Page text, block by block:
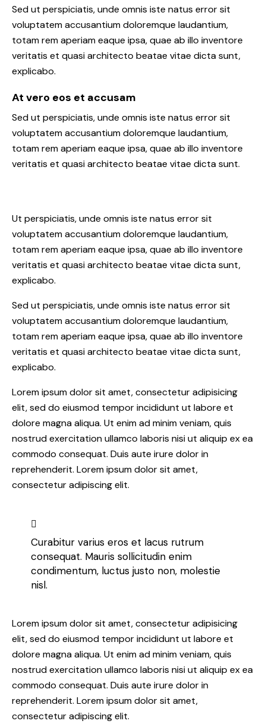
Sed ut perspiciatis, unde omnis iste natus error sit
voluptatem accusantium doloremque laudantium,
totam rem aperiam eaque ipsa, quae ab illo inventore
veritatis et quasi architecto beatae vitae dicta sunt,
explicabo.
At vero eos et accusam
Sed ut perspiciatis, unde omnis iste natus error sit
voluptatem accusantium doloremque laudantium,
totam rem aperiam eaque ipsa, quae ab illo inventore
veritatis et quasi architecto beatae vitae dicta sunt.
Ut perspiciatis, unde omnis iste natus error sit
voluptatem accusantium doloremque laudantium,
totam rem aperiam eaque ipsa, quae ab illo inventore
veritatis et quasi architecto beatae vitae dicta sunt,
explicabo.
Sed ut perspiciatis, unde omnis iste natus error sit
voluptatem accusantium doloremque laudantium,
totam rem aperiam eaque ipsa, quae ab illo inventore
veritatis et quasi architecto beatae vitae dicta sunt,
explicabo.
Lorem ipsum dolor sit amet, consectetur adipisicing
elit, sed do eiusmod tempor incididunt ut labore et
dolore magna aliqua. Ut enim ad minim veniam, quis
nostrud exercitation ullamco laboris nisi ut aliquip ex ea
commodo consequat. Duis aute irure dolor in
reprehenderit. Lorem ipsum dolor sit amet,
consectetur adipiscing elit.
Curabitur varius eros et lacus rutrum
consequat. Mauris sollicitudin enim
condimentum, luctus justo non, molestie
nisl.
Lorem ipsum dolor sit amet, consectetur adipisicing
elit, sed do eiusmod tempor incididunt ut labore et
dolore magna aliqua. Ut enim ad minim veniam, quis
nostrud exercitation ullamco laboris nisi ut aliquip ex ea
commodo consequat. Duis aute irure dolor in
reprehenderit. Lorem ipsum dolor sit amet,
consectetur adipiscing elit.